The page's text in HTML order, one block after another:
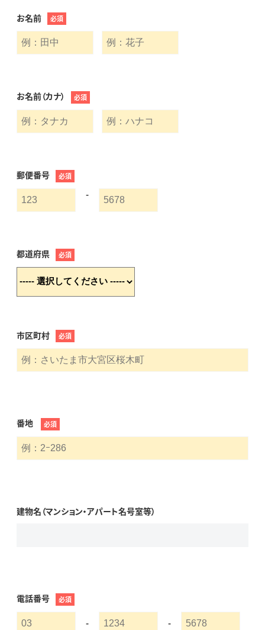
お名前 必須
お名前（カナ） 必須
郵便番号 必須
-
都道府県 必須
市区町村 必須
番地 必須
建物名（マンション・アパート名号室等）
電話番号 必須
- -